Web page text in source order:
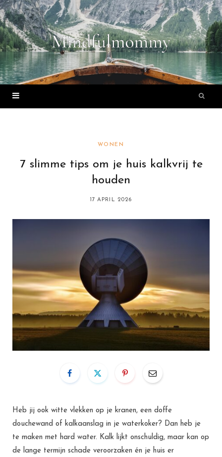
WONEN
7 slimme tips om je huis kalkvrij te
houden
17 APRIL 2026
Heb jij ook witte vlekken op je kranen, een doffe
douchewand of kalkaanslag in je waterkoker? Dan heb je
te maken met hard water. Kalk lijkt onschuldig, maar kan op
de lange termijn schade veroorzaken én je huis er